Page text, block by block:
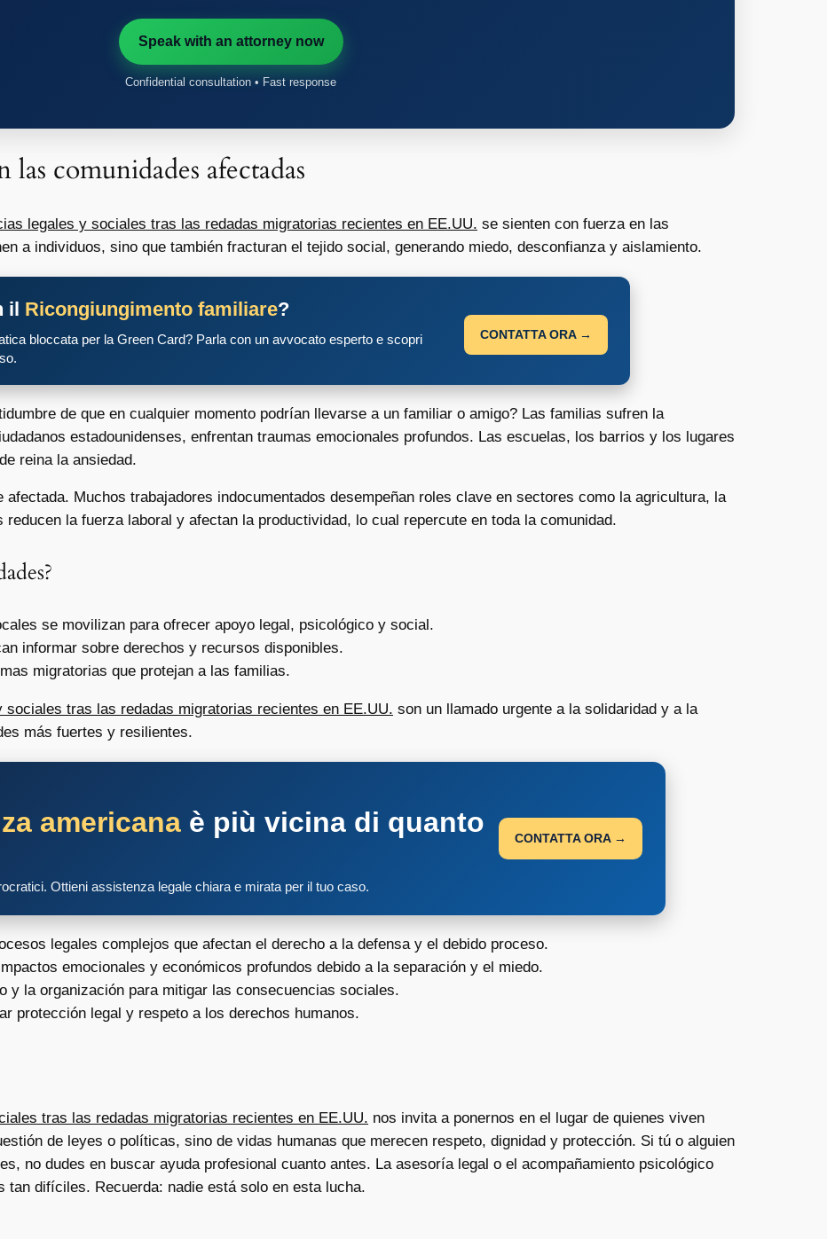
Speak with an attorney now
Confidential consultation • Fast response
las comunidades afectadas
legales y sociales tras las redadas migratorias recientes en EE.UU. se sienten con fuerza en las
a individuos, sino que también fracturan el tejido social, generando miedo, desconfianza y aislamiento.
il Ricongiungimento familiare?
bloccata per la Green Card? Parla con un avvocato esperto e scopri
CONTATTA ORA →
de que en cualquier momento podrían llevarse a un familiar o amigo? Las familias sufren la
estadounidenses, enfrentan traumas emocionales profundos. Las escuelas, los barrios y los lugares
reina la ansiedad.
Muchos trabajadores indocumentados desempeñan roles clave en sectores como la agricultura, la
la fuerza laboral y afectan la productividad, lo cual repercute en toda la comunidad.
se movilizan para ofrecer apoyo legal, psicológico y social.
informar sobre derechos y recursos disponibles.
migratorias que protejan a las familias.
sociales tras las redadas migratorias recientes en EE.UU. son un llamado urgente a la solidaridad y a la
más fuertes y resilientes.
americana è più vicina di quanto
Ottieni assistenza legale chiara e mirata per il tuo caso.
CONTATTA ORA →
legales complejos que afectan el derecho a la defensa y el debido proceso.
emocionales y económicos profundos debido a la separación y el miedo.
y la organización para mitigar las consecuencias sociales.
protección legal y respeto a los derechos humanos.
tras las redadas migratorias recientes en EE.UU. nos invita a ponernos en el lugar de quienes viven
de leyes o políticas, sino de vidas humanas que merecen respeto, dignidad y protección. Si tú o alguien
no dudes en buscar ayuda profesional cuanto antes. La asesoría legal o el acompañamiento psicológico
tan difíciles. Recuerda: nadie está solo en esta lucha.